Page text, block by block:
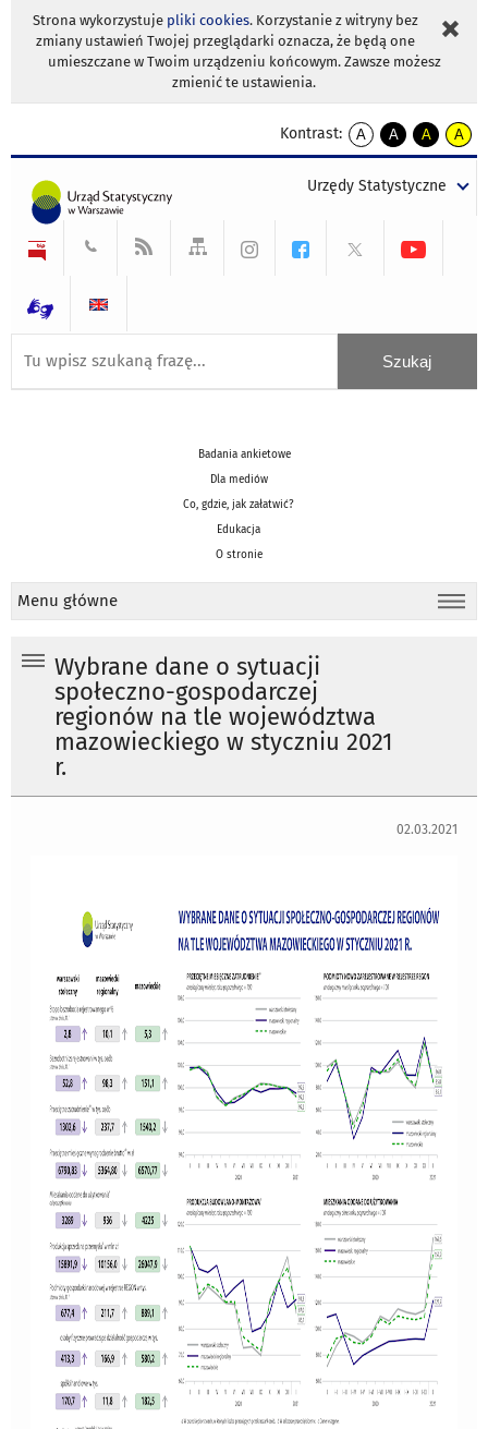
Strona wykorzystuje pliki cookies. Korzystanie z witryny bez
zmiany ustawień Twojej przeglądarki oznacza, że będą one
umieszczane w Twoim urządzeniu końcowym. Zawsze możesz
zmienić te ustawienia.
Kontrast:
A
kontrast
A
kontrast
tekst
czarnym
A
kontrast
tekst
czarnym
A
tekst
żółtym
Urzędy Statystyczne
Badania ankietowe
Dla mediów
Co, gdzie, jak załatwić?
Edukacja
O stronie
Menu główne
Wybrane dane o sytuacji
społeczno-gospodarczej
regionów na tle województwa
mazowieckiego w styczniu 2021
r.
02.03.2021